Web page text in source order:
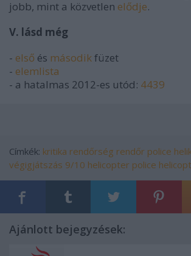
jobb, mint a közvetlen elődje.
V. lásd még
- első és másodikfüzet
- elemlista
- a hatalmas 2012-es utód: 4439
Címkék: kritika rendőrség rendőr police
végigjátszás 9/10 helicopter police
Ajánlott bejegyzések: